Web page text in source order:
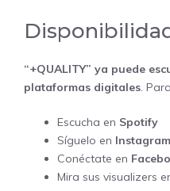
“+QUALITY” ya puede
plataformas digitales.
Escucha en Spotify
Síguelo en Instagram
Conéctate en
Mira sus visualizers